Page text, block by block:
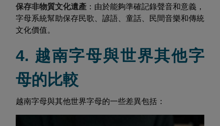
保存非物質文化遺產 ：由於能夠準確記錄聲音和意義，
字母系統幫助保存民歌、諺語、童話、民間音樂和傳統
文化價值。
4. 越南字母與世界其他字
母的比較
越南字母與其他世界字母的一些差異包括：